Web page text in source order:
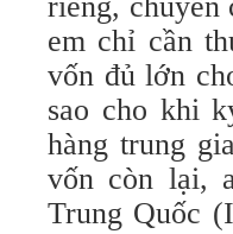
em chỉ cần
vốn đủ lớn
sao cho khi
hàng trung
vốn còn lại,
Trung Quốc